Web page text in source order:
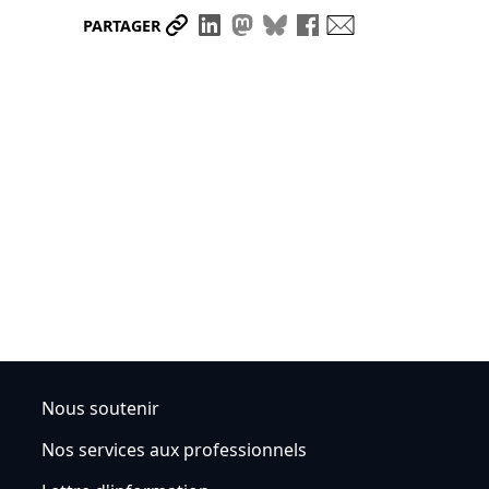
PARTAGER Partager le lien
Partager sur LinkedIn
Partager sur Mastodon
Partager sur Bluesky
Partager sur
Nous soutenir
Nos services aux professionnels